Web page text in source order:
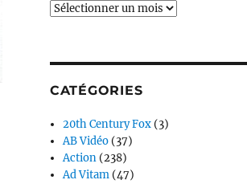
Archives
CATÉGORIES
20th Century Fox (3)
AB Vidéo (37)
Action (238)
Ad Vitam (47)